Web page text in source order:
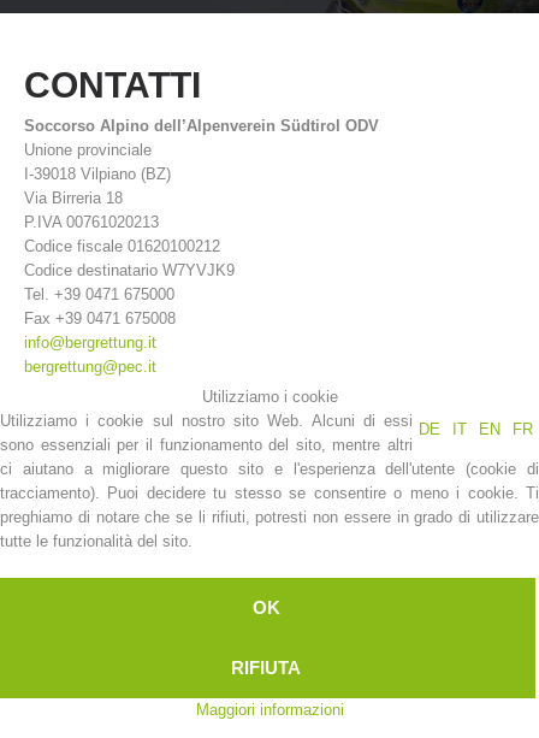
La storia
CONTATTI
Soccorso Alpino dell’Alpenverein Südtirol ODV
Unione provinciale
I-39018 Vilpiano (BZ)
Via Birreria 18
P.IVA 00761020213
Codice fiscale 01620100212
Codice destinatario W7YVJK9
Tel. +39 0471 675000
Fax +39 0471 675008
info@bergrettung.it
bergrettung@pec.it
Utilizziamo i cookie
DE
IT EN FR
Utilizziamo i cookie sul nostro sito Web. Alcuni di essi
sono essenziali per il funzionamento del sito, mentre altri
ci aiutano a migliorare questo sito e l'esperienza dell'utente (cookie di
tracciamento). Puoi decidere tu stesso se consentire o meno i cookie. Ti
preghiamo di notare che se li rifiuti, potresti non essere in grado di utilizzare
tutte le funzionalità del sito.
OK
RIFIUTA
Maggiori informazioni